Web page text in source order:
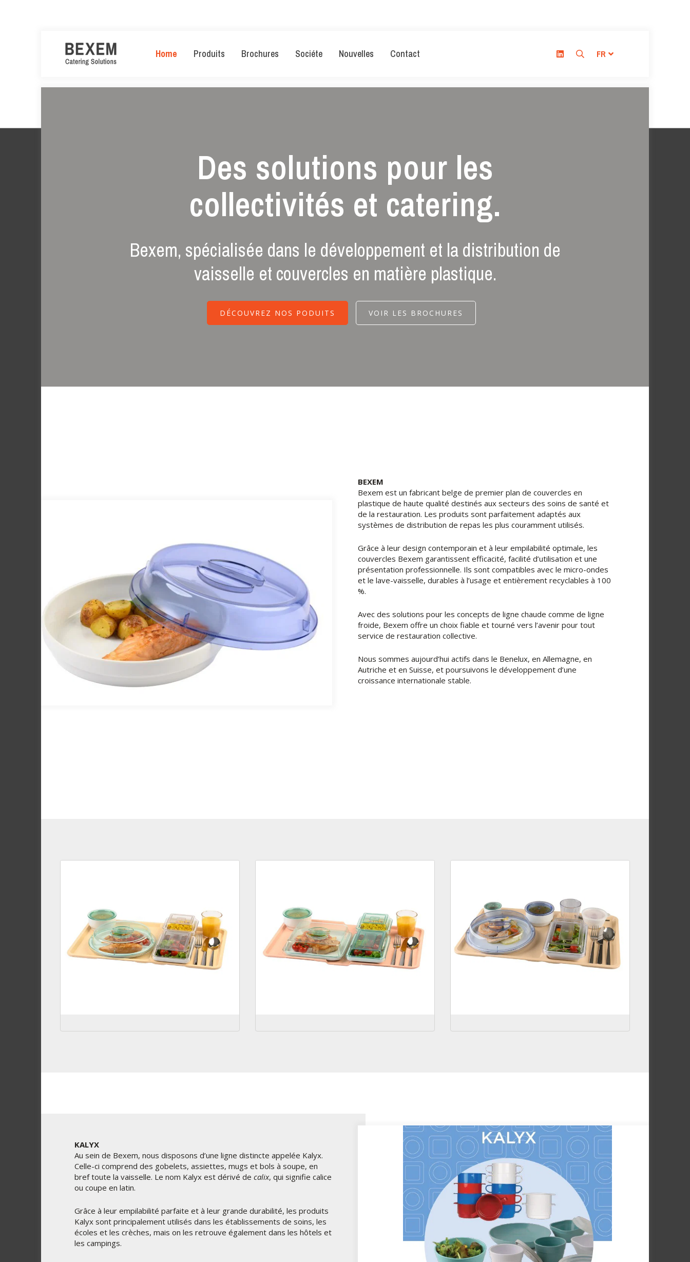
Home Produits Brochures Sociéte Nouvelles Contact FR
Des solutions pour les
collectivités et catering.
Bexem, spécialisée dans le développement et la distribution de
vaisselle et couvercles en matière plastique.
DÉCOUVREZ NOS PODUITS VOIR LES BROCHURES
BEXEM
Bexem est un fabricant belge de premier plan de couvercles en
plastique de haute qualité destinés aux secteurs des soins de santé et
de la restauration. Les produits sont parfaitement adaptés aux
systèmes de distribution de repas les plus couramment utilisés.
Grâce à leur design contemporain et à leur empilabilité optimale, les
couvercles Bexem garantissent efficacité, facilité d’utilisation et une
présentation professionnelle. Ils sont compatibles avec le micro-ondes
et le lave-vaisselle, durables à l’usage et entièrement recyclables à 100
%.
Avec des solutions pour les concepts de ligne chaude comme de ligne
froide, Bexem offre un choix fiable et tourné vers l’avenir pour tout
service de restauration collective.
Nous sommes aujourd’hui actifs dans le Benelux, en Allemagne, en
Autriche et en Suisse, et poursuivons le développement d’une
croissance internationale stable.
KALYX
Au sein de Bexem, nous disposons d’une ligne distincte appelée Kalyx.
Celle-ci comprend des gobelets, assiettes, mugs et bols à soupe, en
bref toute la vaisselle. Le nom Kalyx est dérivé de calix, qui signifie calice
ou coupe en latin.
Grâce à leur empilabilité parfaite et à leur grande durabilité, les produits
Kalyx sont principalement utilisés dans les établissements de soins, les
écoles et les crèches, mais on les retrouve également dans les hôtels et
les campings.